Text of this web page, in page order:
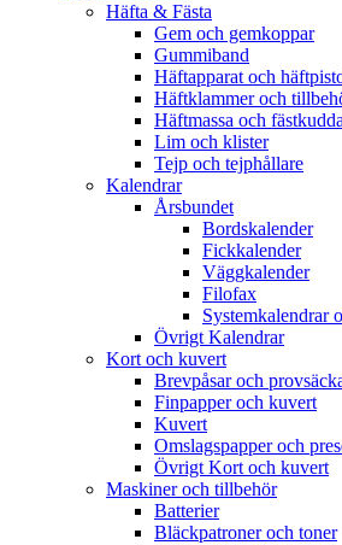
Häfta & Fästa
Gem och gemkoppar
Gummiband
Häftapparat och
Häftklammer och
Häftmassa och
Lim och klister
Tejp och tejphållare
Kalendrar
Årsbundet
Bordskalender
Fickkalender
Väggkalender
Filofax
Systemkalendrar
Övrigt Kalendrar
Kort och kuvert
Brevpåsar och
Finpapper och kuvert
Kuvert
Omslagspapper och
Övrigt Kort och kuvert
Maskiner och tillbehör
Batterier
Bläckpatroner och toner